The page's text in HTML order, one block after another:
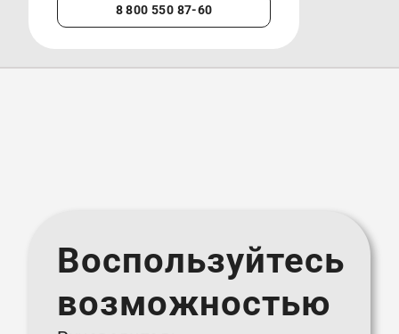
8 800 550 87-60
Воспользуйтесь
возможностью